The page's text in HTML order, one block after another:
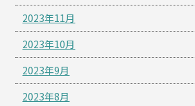
2023年11月
2023年10月
2023年9月
2023年8月